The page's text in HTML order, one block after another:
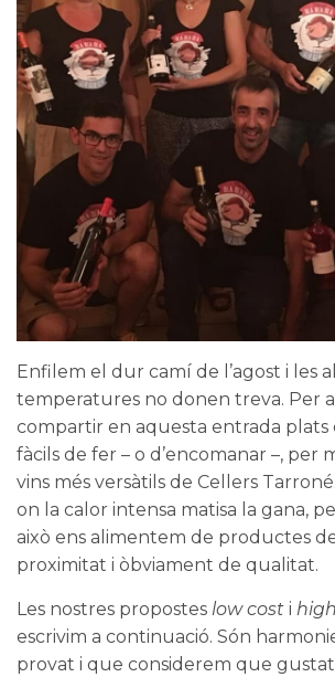
Enfilem el dur camí de l’agost i les
temperatures no donen treva. Per
compartir en aquesta entrada plats
fàcils de fer – o d’encomanar –, per
vins més versàtils de Cellers Tarroné
on la calor intensa matisa la gana,
això ens alimentem de productes
proximitat i òbviament de qualitat.
Les nostres propostes low cost i
escrivim a continuació. Són
provat i que considerem que